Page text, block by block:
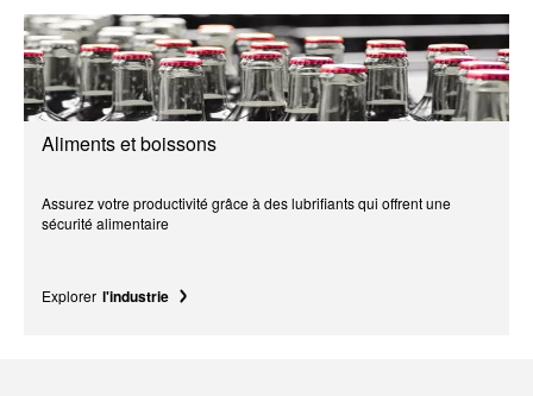
Aliments et boissons
Assurez votre productivité grâce à des lubrifiants qui offrent une
sécurité alimentaire
Explorer l'industrie